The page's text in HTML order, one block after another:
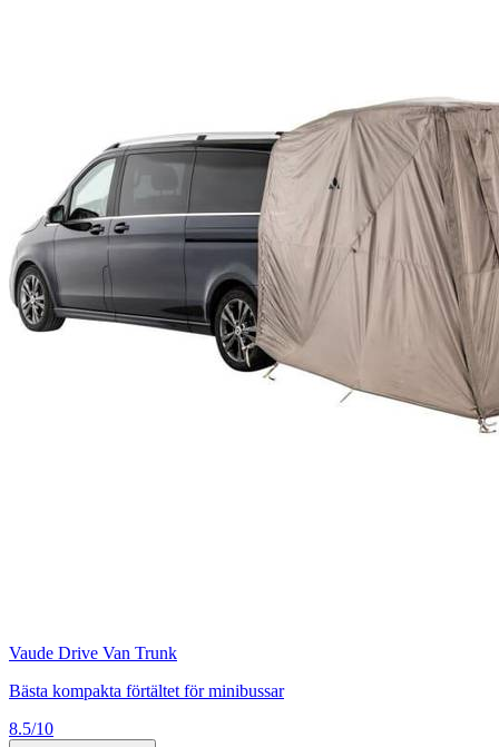
Vaude Drive Van Trunk
Bästa kompakta förtältet för minibussar
8.5/10